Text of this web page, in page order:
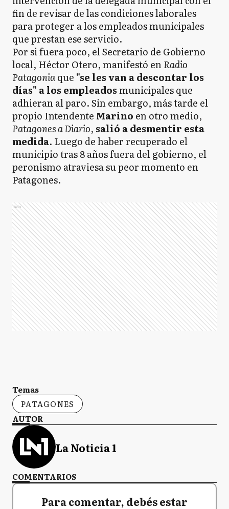
fin de revisar de las condiciones laborales
para proteger a los empleados municipales
que prestan ese servicio.
Por si fuera poco, el Secretario de Gobierno
local, Héctor Otero, manifestó enRadio
Patagoniaque "se les van a descontar los
días" a los empleadosmunicipales que
adhieran al paro. Sin embargo, más tarde el
propio Intendente Marino en otro medio,
Patagones a Diario, salió a desmentir esta
medida. Luego de haber recuperado el
municipio tras 8 años fuera del gobierno, el
peronismo atraviesa su peor momento en
Patagones.
Ads
Temas
PATAGONES
AUTOR
La Noticia 1
COMENTARIOS
Para comentar, debés estar